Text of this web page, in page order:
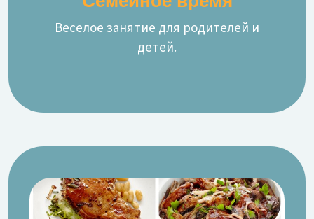
Веселое занятие для родителей и
детей.